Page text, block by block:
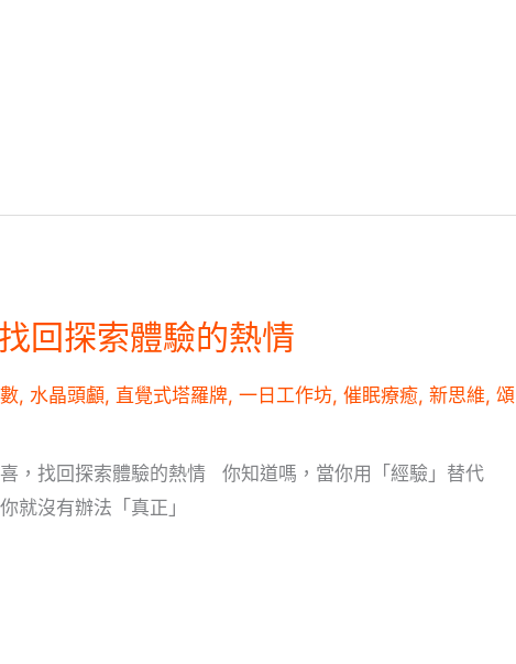
回探索體驗的熱情
, 水晶頭顱, 直覺式塔羅牌,一日工作坊,催眠療癒,新思維,頌
，找回探索體驗的熱情 你知道嗎，當你用「經驗」替代
就沒有辦法「真正」